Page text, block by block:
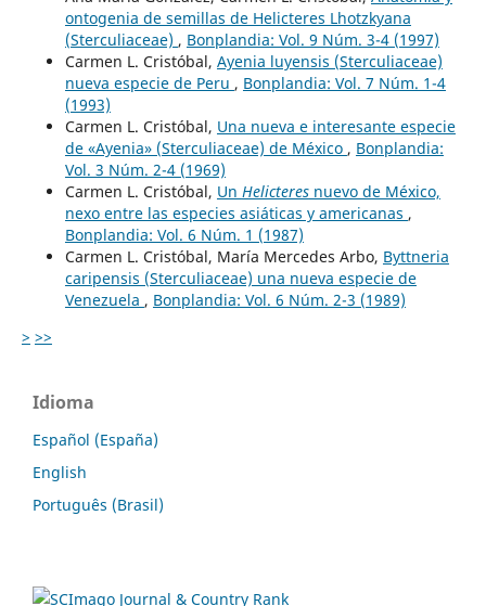
ontogenia de semillas de Helicteres Lhotzkyana
(Sterculiaceae) , Bonplandia: Vol. 9 Núm. 3-4 (1997)
Carmen L. Cristóbal, Ayenia luyensis (Sterculiaceae)
nueva especie de Peru , Bonplandia: Vol. 7 Núm. 1-4
(1993)
Carmen L. Cristóbal, Una nueva e interesante especie
de «Ayenia» (Sterculiaceae) de México , Bonplandia:
Vol. 3 Núm. 2-4 (1969)
Carmen L. Cristóbal, Un Helicteresnuevo de México,
nexo entre las especies asiáticas y americanas ,
Bonplandia: Vol. 6 Núm. 1 (1987)
Carmen L. Cristóbal, María Mercedes Arbo, Byttneria
caripensis (Sterculiaceae) una nueva especie de
Venezuela , Bonplandia: Vol. 6 Núm. 2-3 (1989)
> >>
Idioma
Español (España)
English
Português (Brasil)